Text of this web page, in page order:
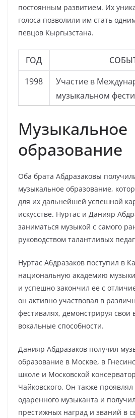
постоянным развитием. Их
голоса позволили им стать
певцов Кыргызстана.
ГОД
1998
Участие в
музыкальном
Музыкальное
образование
Оба брата Абдразаковы
музыкальное образование,
для их дальнейшей успешной
искусстве. Нуртас и Данияр
заниматься музыкой с самого
руководством талантливых
Нуртас Абдразаков поступил в
национальную академию
и успешно закончил ее с
он активно участвовал в
фестивалях, демонстрируя
вокальные способности.
Данияр Абдразаков получил
образование в Москве, в
школе и Московской
Чайковского. Он также проявлял
одаренного музыканта и
престижных наград и званий в